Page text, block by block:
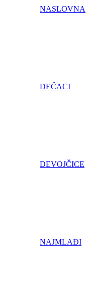
NASLOVNA
DEČACI
DEVOJČICE
NAJMLAĐI